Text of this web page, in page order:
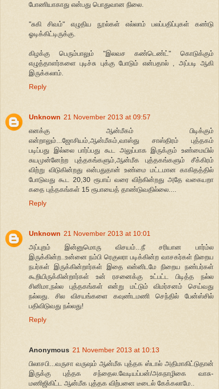
போணியாகாது என்பது பொதுவான நிலை.
"சுகி சிவம்" எழுதிய நூல்கள் எல்லாம் பலப்பதிப்புகள் கண்டு
ஓடிக்கிட்டிருக்கு.
கிழக்கு பெரும்பாலும் "இலவச கண்டெண்ட்" கொடுக்கும்
எழுத்தாளர்களை புடிச்சு புக்கு போடும் என்பதால் , அப்படி ஆகி
இருக்கலாம்.
Reply
Unknown 21 November 2013 at 09:57
எனக்கு ஆன்மீகம் பிடிக்கும்
என்றாலும்...ஜோசியம்,ஆன்மீகம்,வாஸ்து சாஸ்திரம் புத்தகம்
படிப்பது இல்லை பார்ப்பது கூட அலுப்பாக இருக்கும் உண்மையில்
சுயமுன்னேற்ற புத்தகங்களும்,ஆன்மீக புத்தகங்களும் சீக்கிரம்
விற்று விடுகின்றது என்பதுதான் உண்மை மட்டமான காகிதத்தில்
போடுவது கூட 20,30 ரூபாய் வரை விற்கின்றது அதே வகையறா
கதை புத்தகங்கள் 15 ரூபாயைத் தாண்டுவதில்லை....
Reply
Unknown 21 November 2013 at 10:01
அப்புறம் இன்னுமொரு விசயம்...நீ சரியான பார்ம்ல
இருக்கின்ற..உன்னை நம்பி ரெகுலரா படிக்கின்ற வாசகர்கள் நிறைய
நபர்கள் இருக்கின்றார்கள் இதை என்னிடமே நிறைய நண்பர்கள்
கூறியிருக்கின்றார்கள் உன் ரசனைக்கு உட்பட்ட பிடித்த நல்ல
சினிமா,நல்ல புத்தகங்கள் என்று மட்டும் விமர்சனம் செய்வது
நல்லது. சில விசயங்களை கவுண்டமணி செந்தில் பேன்ஸ்சில்
பதிவிடுவது நல்லது!
Reply
Anonymous 21 November 2013 at 10:13
பிலாசபி...வருசா வருஷம் ஆன்மீக புத்தக ஸ்டால் அதிமாகிட்டுதான்
இருக்கு புத்தக சந்தைல.வேடியப்பன்/அகநாழிகை வாசு-
மணிஜிகிட்ட ஆன்மீக புத்தக விற்பனை டீடைல் கேக்கலாமே..